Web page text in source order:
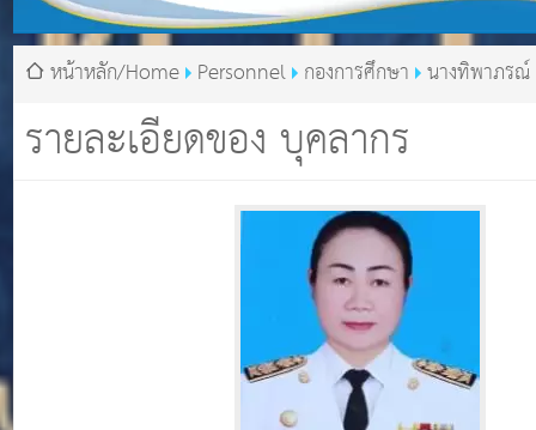
รายละเอียดของ บุคลากร
หน้าหลัก/Home Personnel กองการศึกษา นางทิพาภร